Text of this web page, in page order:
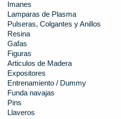
Imanes
Lamparas de Plasma
Pulseras, Colgantes y Anillos
Resina
Gafas
Figuras
Articulos de Madera
Expositores
Entrenamiento / Dummy
Funda navajas
Pins
Llaveros